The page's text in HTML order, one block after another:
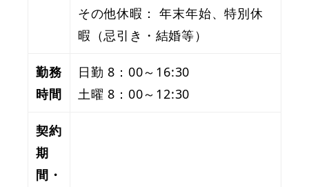
その他休暇： 年末年始、特別休
暇（忌引き・結婚等）
勤務
時間
日勤 8：00～16:30
土曜 8：00～12:30
契約
期
間・